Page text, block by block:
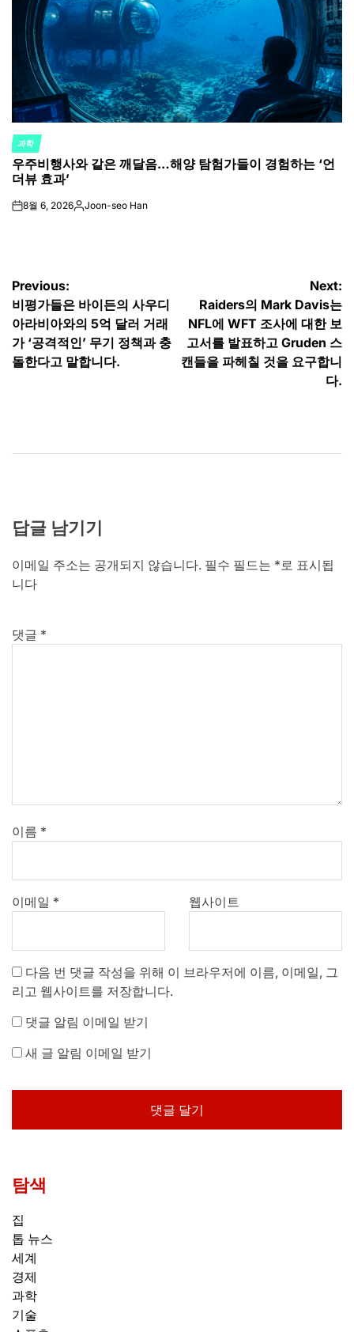
POSTED
IN
과학
우주비행사와 같은 깨달음…해양 탐험가들이 경험하는 ‘언
더뷰 효과’
on8월 6, 2026Posted
Joon-seo Han
글
탐
색
Previous:
비평가들은 바이든의 사우디
아라비아와의 5억 달러 거래
가 ‘공격적인’ 무기 정책과 충
돌한다고 말합니다.
Next:
Raiders의 Mark Davis는
NFL에 WFT 조사에 대한 보
고서를 발표하고 Gruden 스
캔들을 파헤칠 것을 요구합니
다.
답글 남기기
이메일 주소는 공개되지 않습니다. 필수 필드는 *로 표시됩
니다
댓글 *
이름 *
이메일 * 웹사이트
다음 번 댓글 작성을 위해 이 브라우저에 이름, 이메일, 그
리고 웹사이트를 저장합니다.
댓글 알림 이메일 받기
새 글 알림 이메일 받기
탐색
집
톱 뉴스
세계
경제
과학
기술